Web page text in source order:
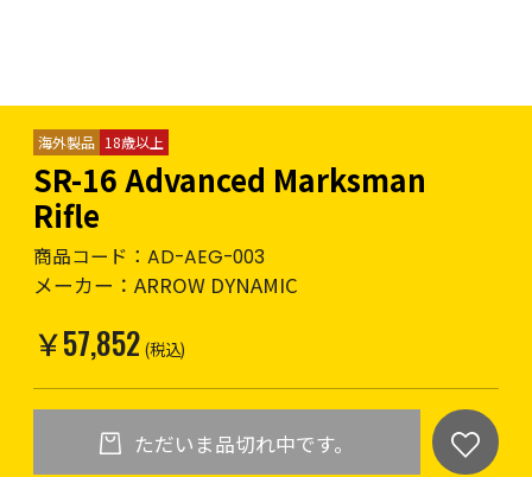
海外製品 18歳以上
SR-16 Advanced Marksman
Rifle
商品コード： AD-AEG-003
メーカー： ARROW DYNAMIC
￥57,852 (税込)
ただいま品切れ中です。